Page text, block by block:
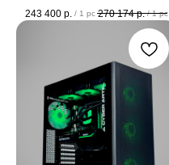
243 400 р. / 1 pc 270 174 р. / 1 pc